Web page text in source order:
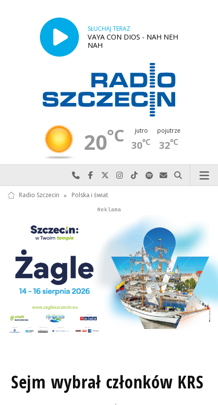
SŁUCHAJ TERAZ
VAYA CON DIOS - NAH NEH
NAH
20°C jutro
30°C
pojutrze
32°C
Najlepiej po prostu do nas zadzwoń
Odwiedź nas na Facebook-u
Odwiedź nas na X
Odwiedź nas na Instagram-ie
Odwiedź nas na TikTok-u
Szukaj nas na Spotify
Wyślij do nas
Szukaj
Radio Szczecin » Polska i świat
Autopromocja
Reklama
Autopromocja
Sejm wybrał członków KRS